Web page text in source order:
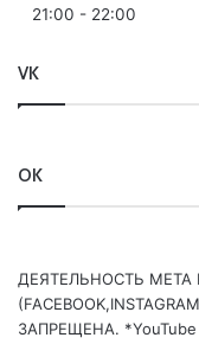
21:00 - 22:00
VK
OK
ДЕЯТЕЛЬНОСТЬ МЕТА
ЗАПРЕЩЕНА. *YouTube